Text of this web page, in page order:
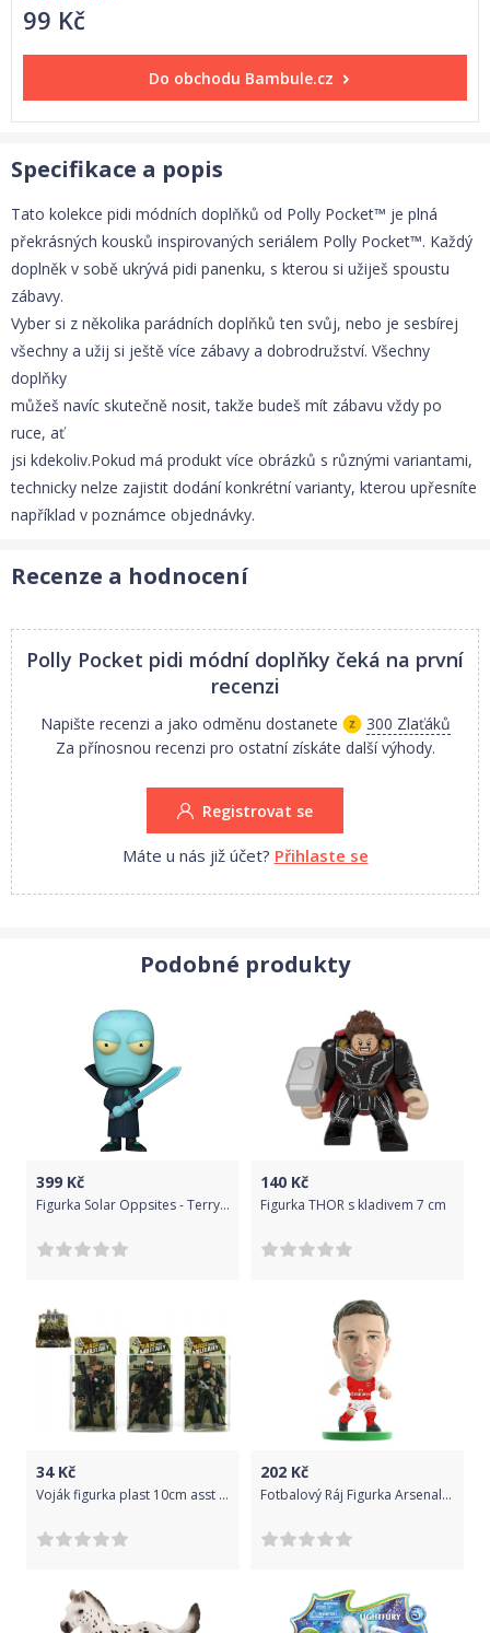
99 Kč
Do obchodu Bambule.cz
Specifikace a popis
Tato kolekce pidi módních doplňků od Polly Pocket™ je plná
překrásných kousků inspirovaných seriálem Polly Pocket™. Každý
doplněk v sobě ukrývá pidi panenku, s kterou si užiješ spoustu
zábavy.
Vyber si z několika parádních doplňků ten svůj, nebo je sesbírej
všechny a užij si ještě více zábavy a dobrodružství. Všechny
doplňky
můžeš navíc skutečně nosit, takže budeš mít zábavu vždy po
ruce, ať
jsi kdekoliv.Pokud má produkt více obrázků s různými variantami,
technicky nelze zajistit dodání konkrétní varianty, kterou upřesníte
například v poznámce objednávky.
Recenze a hodnocení
Polly Pocket pidi módní doplňky čeká na první
recenzi
Napište recenzi a jako odměnu dostanete
300 Zlaťáků
Za přínosnou recenzi pro ostatní získáte další výhody.
Registrovat se
Máte u nás již účet? Přihlaste se
Podobné produkty
399 Kč
Figurka Solar Oppsites - Terry (Funko POP! Animation 975)
140 Kč
Figurka THOR s kladivem 7 cm
34Kč
Voják figurka plast 10cm asst v krabičce 24ks v boxu
202 Kč
Fotbalový Ráj Figurka Arsenal FC Monreal (2017/18)